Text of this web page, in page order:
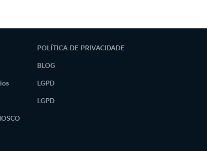
POLÍTICA DE PRIVACIDADE
BLOG
LGPD
LGPD